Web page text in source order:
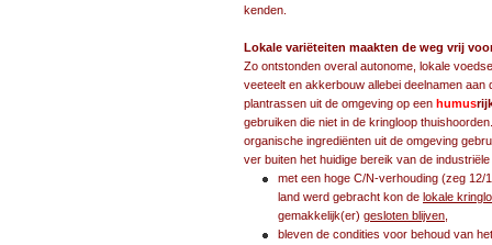
kenden.
Lokale variëteiten maakten de weg vrij
Zo ontstonden overal autonome, lokale
veeteelt en akkerbouw allebei deelnamen
plantrassen uit de omgeving op een humus
gebruiken die niet in de kringloop
organische ingrediënten uit de omgeving
ver buiten het huidige bereik van de
met een hoge C/N-verhouding (zeg 12/
land werd gebracht kon de lokale
gemakkelijk(er) gesloten blijven
bleven de condities voor behoud van